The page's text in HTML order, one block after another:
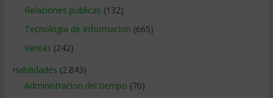
Relaciones publicas (132)
Tecnologia de Informacion (665)
Ventas (242)
Habilidades (2.843)
Administracion del tiempo (70)